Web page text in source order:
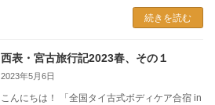
続きを読む
西表・宮古旅行記2023春、その１
2023年5月6日
こんにちは！ 「全国タイ古式ボディケア合宿 in